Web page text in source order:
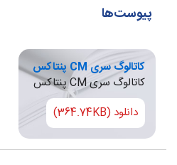
پیوست‌ها
کاتالوگ سری CM پنتاکس
کاتالوگ سری CM پنتاکس
دانلود (364.74KB)